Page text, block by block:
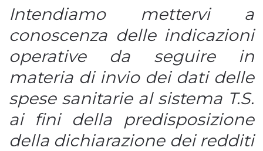
Intendiamo mettervi a
conoscenza delle indicazioni
operative da seguire in
materia di invio dei dati delle
spese sanitarie al sistema T.S.
ai fini della predisposizione
della dichiarazione dei redditi